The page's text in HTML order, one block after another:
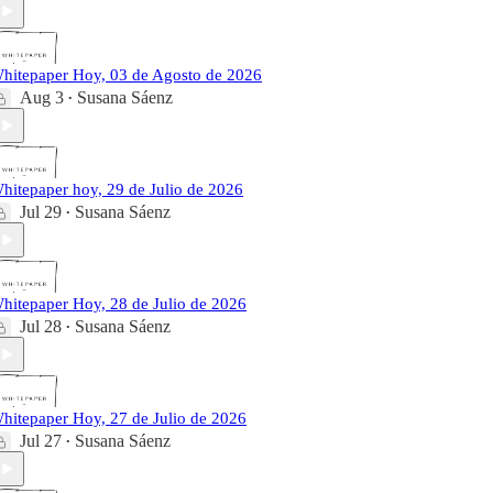
Hoy, 03 de Agosto de 2026
Aug 3 • Susana Sáenz
hoy, 29 de Julio de 2026
Jul 29 • Susana Sáenz
Hoy, 28 de Julio de 2026
Jul 28 • Susana Sáenz
Hoy, 27 de Julio de 2026
Jul 27 • Susana Sáenz